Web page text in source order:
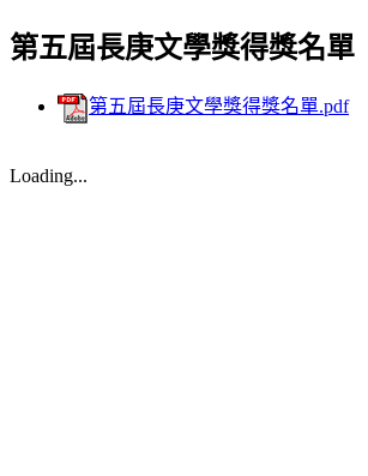
第五屆長庚文學獎得獎名單
第五屆長庚文學獎得獎名單.pdf
Loading...